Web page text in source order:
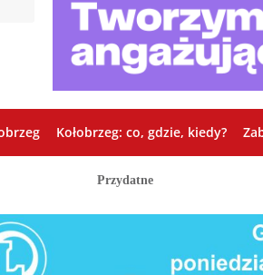
Kołobrzeg: co, gdzie, kiedy?
Przydatne